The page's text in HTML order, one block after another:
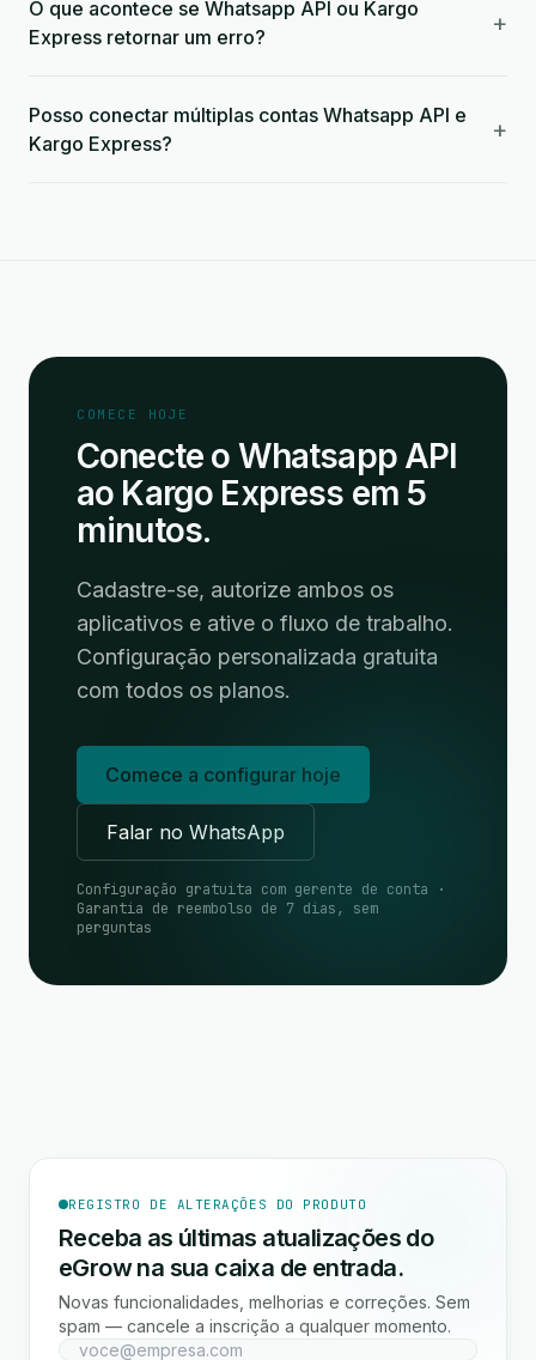
O que acontece se Whatsapp API ou Kargo
Express retornar um erro?
+
Posso conectar múltiplas contas Whatsapp API e
Kargo Express?
+
COMECE HOJE
Conecte o Whatsapp API
ao Kargo Express em 5
minutos.
Cadastre-se, autorize ambos os
aplicativos e ative o fluxo de trabalho.
Configuração personalizada gratuita
com todos os planos.
Comece a configurar hoje
Falar no WhatsApp
Configuração gratuita com gerente de conta ·
Garantia de reembolso de 7 dias, sem
perguntas
REGISTRO DE ALTERAÇÕES DO PRODUTO
Receba as últimas atualizações do
eGrow na sua caixa de entrada.
Novas funcionalidades, melhorias e correções. Sem
spam — cancele a inscrição a qualquer momento.